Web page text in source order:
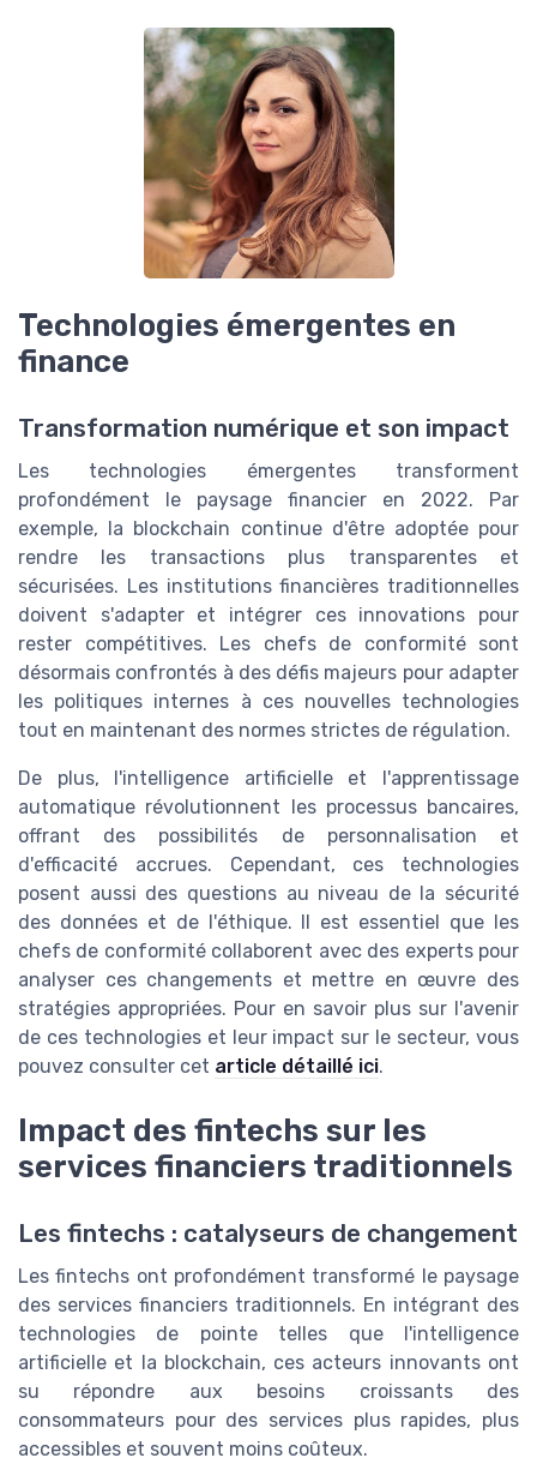
Technologies émergentes en
finance
Transformation numérique et son impact
Les technologies émergentes transforment
profondément le paysage financier en 2022. Par
exemple, la blockchain continue d'être adoptée pour
rendre les transactions plus transparentes et
sécurisées. Les institutions financières traditionnelles
doivent s'adapter et intégrer ces innovations pour
rester compétitives. Les chefs de conformité sont
désormais confrontés à des défis majeurs pour adapter
les politiques internes à ces nouvelles technologies
tout en maintenant des normes strictes de régulation.
De plus, l'intelligence artificielle et l'apprentissage
automatique révolutionnent les processus bancaires,
offrant des possibilités de personnalisation et
d'efficacité accrues. Cependant, ces technologies
posent aussi des questions au niveau de la sécurité
des données et de l'éthique. Il est essentiel que les
chefs de conformité collaborent avec des experts pour
analyser ces changements et mettre en œuvre des
stratégies appropriées. Pour en savoir plus sur l'avenir
de ces technologies et leur impact sur le secteur, vous
pouvez consulter cet article détaillé ici.
Impact des fintechs sur les
services financiers traditionnels
Les fintechs : catalyseurs de changement
Les fintechs ont profondément transformé le paysage
des services financiers traditionnels. En intégrant des
technologies de pointe telles que l'intelligence
artificielle et la blockchain, ces acteurs innovants ont
su répondre aux besoins croissants des
consommateurs pour des services plus rapides, plus
accessibles et souvent moins coûteux.